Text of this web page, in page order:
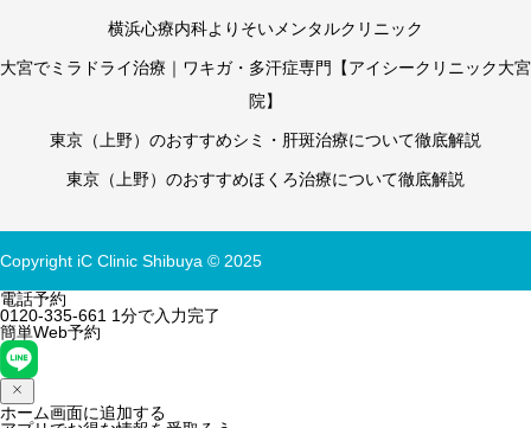
横浜心療内科よりそいメンタルクリニック
大宮でミラドライ治療｜ワキガ・多汗症専門【アイシークリニック大宮
院】
東京（上野）のおすすめシミ・肝斑治療について徹底解説
東京（上野）のおすすめほくろ治療について徹底解説
Copyright iC Clinic Shibuya © 2025
電話予約
0120-335-661 1分で入力完了
簡単Web予約
ホーム画面に追加する